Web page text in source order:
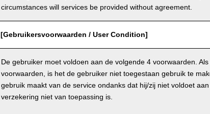
circumstances will services be provided without agreement.
[Gebruikersvoorwaarden / User Condition]
De gebruiker moet voldoen aan de volgende 4 voorwaarden.
voorwaarden, is het de gebruiker niet toegestaan gebruik te
gebruik maakt van de service ondanks dat hij/zij niet voldoet
verzekering niet van toepassing is.